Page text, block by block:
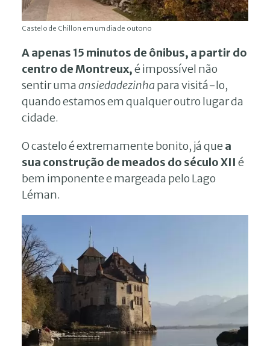
Castelo de Chillon em um dia de outono
A apenas 15 minutos de ônibus, a partir do
centro de Montreux,é impossível não
sentir umaansiedadezinha para visitá-lo,
quando estamos em qualquer outro lugar da
cidade.
O castelo é extremamente bonito, já quea
sua construção de meados do século XII é
bem imponente e margeada pelo Lago
Léman.